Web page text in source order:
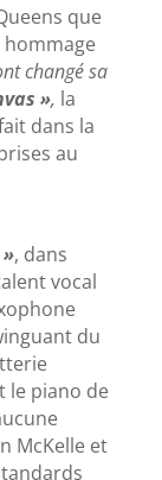
que
hommage
changé sa
», la
dans la
au
, dans
vocal
du
le piano de
McKelle et